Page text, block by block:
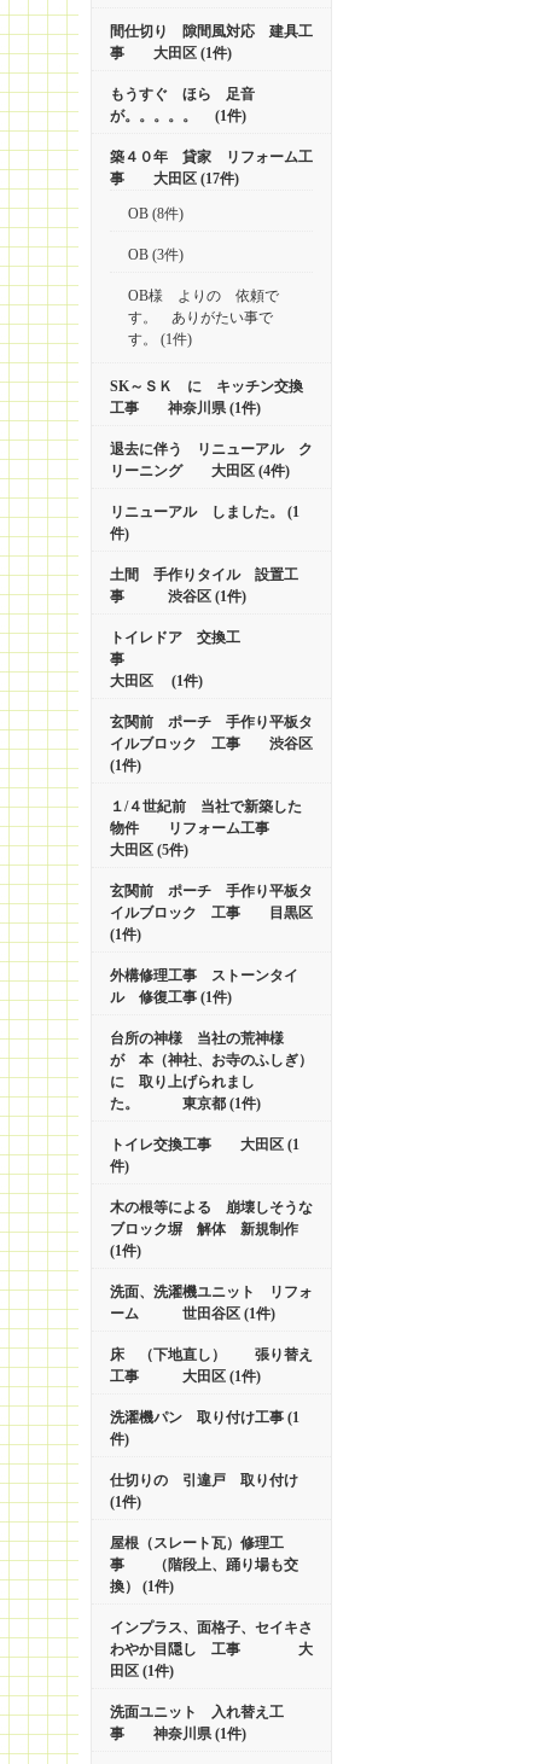
間仕切り 隙間風対応 建具工
事 大田区 (1件)
もうすぐ ほら 足音
が。。。。。 (1件)
築４０年 貸家 リフォーム工
事 大田区 (17件)
OB (8件)
OB (3件)
OB様 よりの 依頼で
す。 ありがたい事で
す。 (1件)
SK～ＳＫ に キッチン交換
工事 神奈川県 (1件)
退去に伴う リニューアル ク
リーニング 大田区 (4件)
リニューアル しました。 (1
件)
土間 手作りタイル 設置工
事 渋谷区 (1件)
トイレドア 交換工
事
大田区 (1件)
玄関前 ポーチ 手作り平板タ
イルブロック 工事 渋谷区
(1件)
１/４世紀前 当社で新築した
物件 リフォーム工事
大田区 (5件)
玄関前 ポーチ 手作り平板タ
イルブロック 工事 目黒区
(1件)
外構修理工事 ストーンタイ
ル 修復工事 (1件)
台所の神様 当社の荒神様
が 本（神社、お寺のふしぎ）
に 取り上げられまし
た。 東京都 (1件)
トイレ交換工事 大田区 (1
件)
木の根等による 崩壊しそうな
ブロック塀 解体 新規制作
(1件)
洗面、洗濯機ユニット リフォ
ーム 世田谷区 (1件)
床 （下地直し） 張り替え
工事 大田区 (1件)
洗濯機パン 取り付け工事 (1
件)
仕切りの 引違戸 取り付け
(1件)
屋根（スレート瓦）修理工
事 （階段上、踊り場も交
換） (1件)
インプラス、面格子、セイキさ
わやか目隠し 工事 大
田区 (1件)
洗面ユニット 入れ替え工
事 神奈川県 (1件)